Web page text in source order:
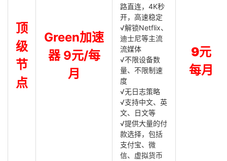
顶
级
节
点
Green加速
器 9元/每
月
路直连，4K秒
开，高速稳定
√解锁Netflix、
迪士尼等主流
流媒体
√不限设备数
量、不限制速
度
√无日志策略
√支持中文、英
文、日文等
√提供大量的付
款选择，包括
支付宝、微
信、虚拟货币
9元
每月